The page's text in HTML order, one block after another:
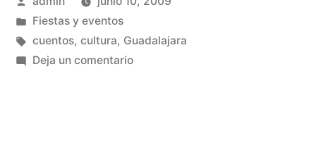
los
Cuentos
(III)»
por
Publicado
en
Fiestas y eventos
Etiquetas:
cuentos, cultura, Guadalajara
Deja un comentarioen